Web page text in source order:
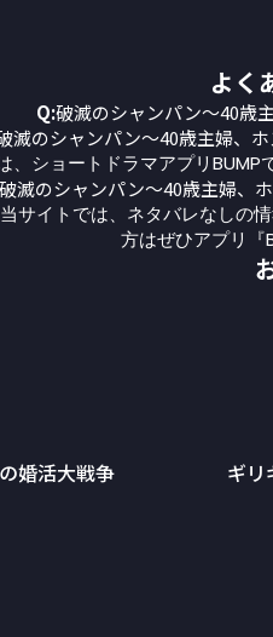
よく
Q:破滅のシャンパン～40歳
滅のシャンパン～40歳主婦、
、ショートドラマアプリBUMP
破滅のシャンパン～40歳主婦、
当サイトでは、ネタバレなしの
方はぜひアプリ『
婚活大戦争 ギリ